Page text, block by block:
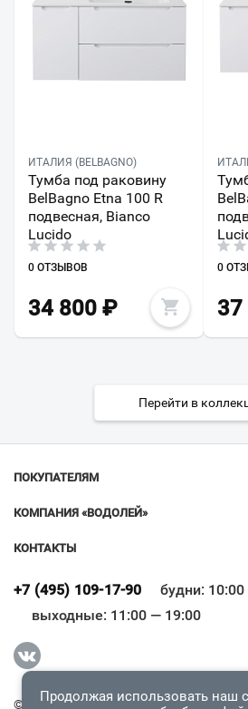
ИТАЛИЯ (BELBAGNO)
Тумба под раковину
BelBagno Etna 100 R
подвесная, Bianco
Lucido
0 ОТЗЫВОВ
34 800 ₽
0
37
Перейти в
ПОКУПАТЕЛЯМ
КОМПАНИЯ «ВОДОЛЕЙ»
КОНТАКТЫ
+7 (495) 109-17-90
будни:
выходные: 11:00 — 19:00
© 2009-2026 «Водолей Онлайн». Все
Всё верно
Продолжая использовать наш